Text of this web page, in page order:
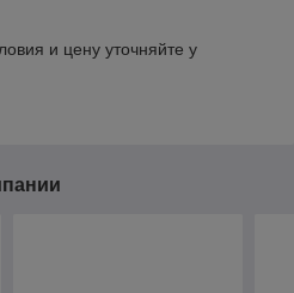
и цену уточняйте у